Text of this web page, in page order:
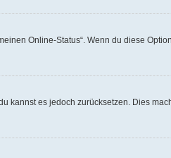
Online-Status“. Wenn du diese
es jedoch zurücksetzen. Dies